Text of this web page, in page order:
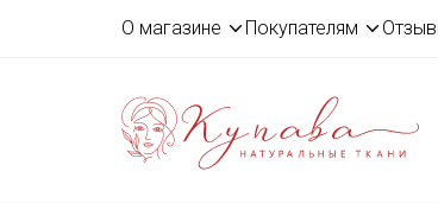
О магазине Покупателям